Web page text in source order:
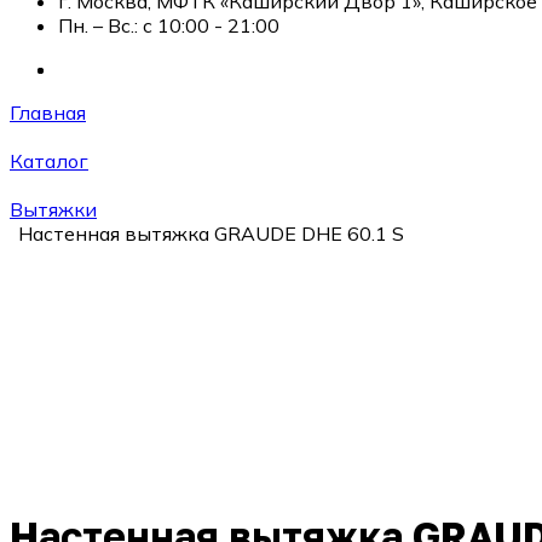
Пн. – Вс.: с 10:00 - 21:00
Главная
Каталог
Вытяжки
Настенная вытяжка GRAUDE DHE 60.1 S